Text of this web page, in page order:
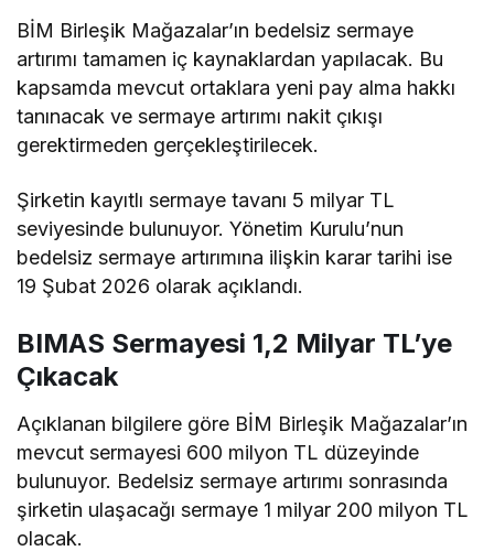
BİM Birleşik Mağazalar’ın bedelsiz sermaye
artırımı tamamen iç kaynaklardan yapılacak. Bu
kapsamda mevcut ortaklara yeni pay alma hakkı
tanınacak ve sermaye artırımı nakit çıkışı
gerektirmeden gerçekleştirilecek.
Şirketin kayıtlı sermaye tavanı 5 milyar TL
seviyesinde bulunuyor. Yönetim Kurulu’nun
bedelsiz sermaye artırımına ilişkin karar tarihi ise
19 Şubat 2026 olarak açıklandı.
BIMAS Sermayesi 1,2 Milyar TL’ye
Çıkacak
Açıklanan bilgilere göre BİM Birleşik Mağazalar’ın
mevcut sermayesi 600 milyon TL düzeyinde
bulunuyor. Bedelsiz sermaye artırımı sonrasında
şirketin ulaşacağı sermaye 1 milyar 200 milyon TL
olacak.